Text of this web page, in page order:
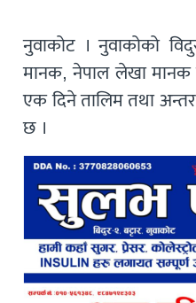
नुवाकोट । नुवाकोको
मानक, नेपाल लेखा मानक
एक दिने तालिम तथा
छ ।